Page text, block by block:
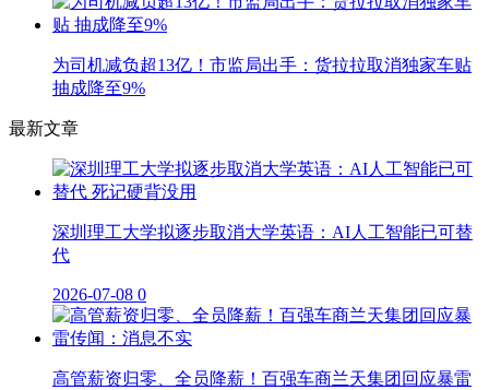
为司机减负超13亿！市监局出手：货拉拉取消独家车贴
抽成降至9%
最新文章
深圳理工大学拟逐步取消大学英语：AI人工智能已可替
代
2026-07-08 0
高管薪资归零、全员降薪！百强车商兰天集团回应暴雷